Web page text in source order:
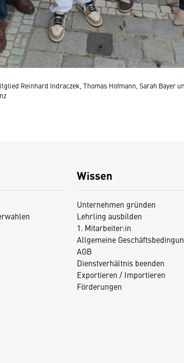
Reinhard Indraczek, Thomas Hofmann, Sarah Bayer
Wissen
Unternehmen gründen
Lehrling ausbilden
1. Mitarbeiter:in
Allgemeine
AGB
Dienstverhältnis beenden
Exportieren / Importieren
Förderungen